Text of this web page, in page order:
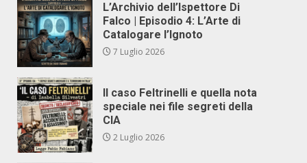
L’Archivio dell’Ispettore Di
Falco | Episodio 4: L’Arte di
Catalogare l’Ignoto
7 Luglio 2026
Il caso Feltrinelli e quella nota
speciale nei file segreti della
CIA
2 Luglio 2026